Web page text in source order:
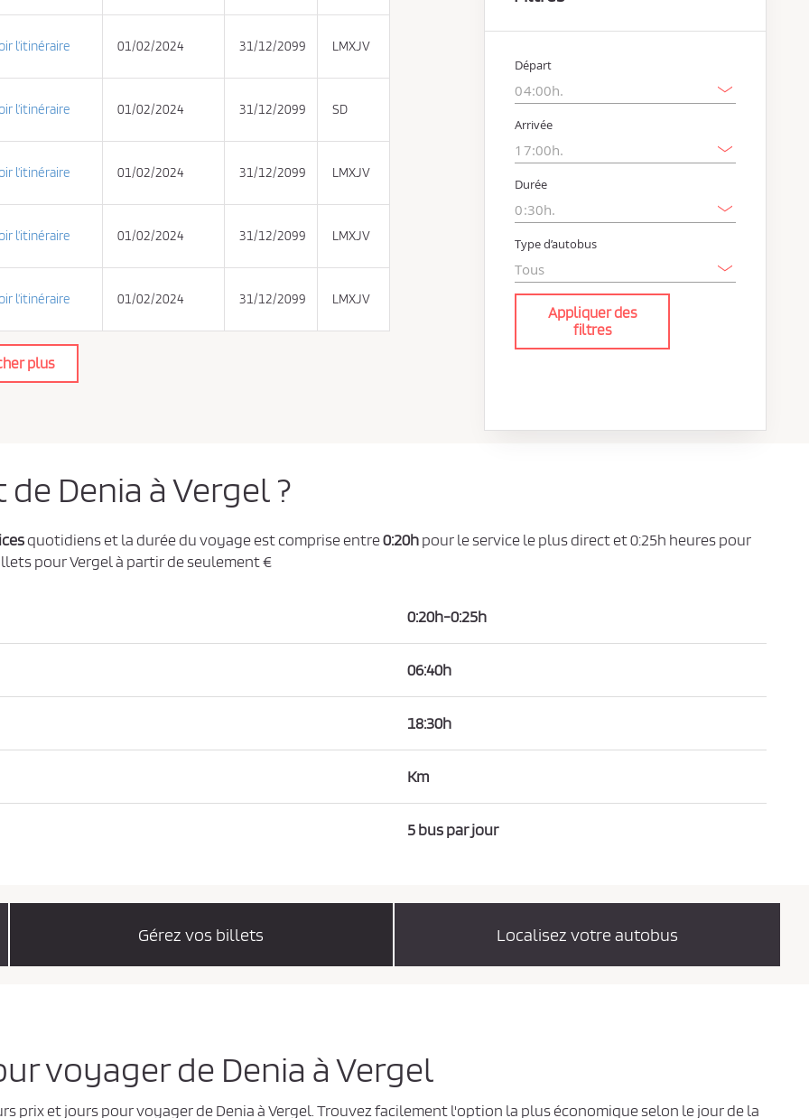
l’itinéraire 01/02/2024 31/12/2099 LMXJV
l’itinéraire 01/02/2024 31/12/2099 SD
l’itinéraire 01/02/2024 31/12/2099 LMXJV
l’itinéraire 01/02/2024 31/12/2099 LMXJV
l’itinéraire 01/02/2024 31/12/2099 LMXJV
plus
Départ
Arrivée
Durée
Type d’autobus
Appliquer des
filtres
Denia à Vergel ?
quotidiens et la durée du voyage est comprise entre0:20hpour le service le plus direct et 0:25h heures pour
pour Vergel à partir de seulement €
0:20h-0:25h
06:40h
18:30h
Km
5 bus par jour
Gérez vos billets Localisez votre autobus
voyager de Denia à Vergel
prix et jours pour voyager de Denia à Vergel. Trouvez facilement l'option la plus économique selon le jour de la